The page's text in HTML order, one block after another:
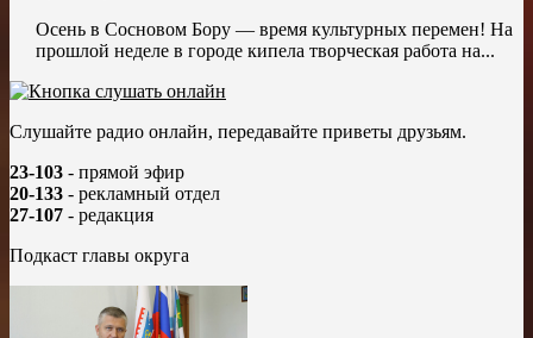
Осень в Сосновом Бору — время культурных перемен! На
прошлой неделе в городе кипела творческая работа на...
Слушайте радио онлайн, передавайте приветы друзьям.
23-103 - прямой эфир
20-133 - рекламный отдел
27-107 - редакция
Подкаст главы округа